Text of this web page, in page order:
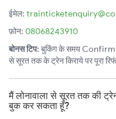
ईमेल:
फ़ोन: 08068243910
बोनस टिप: बुकिंग के समय
से सूरत तक के ट्रेन किराये पर पूरा
मैं लोनावाला से सूरत तक की
बुक कर सकता हूँ?